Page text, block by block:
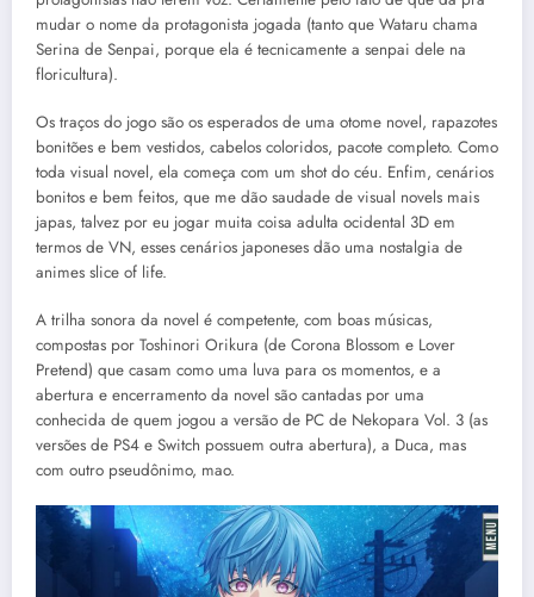
mudar o nome da protagonista jogada (tanto que Wataru chama
Serina de Senpai, porque ela é tecnicamente a senpai dele na
floricultura).
Os traços do jogo são os esperados de uma otome novel, rapazotes
bonitões e bem vestidos, cabelos coloridos, pacote completo. Como
toda visual novel, ela começa com um shot do céu. Enfim, cenários
bonitos e bem feitos, que me dão saudade de visual novels mais
japas, talvez por eu jogar muita coisa adulta ocidental 3D em
termos de VN, esses cenários japoneses dão uma nostalgia de
animes slice of life.
A trilha sonora da novel é competente, com boas músicas,
compostas por Toshinori Orikura (de Corona Blossom e Lover
Pretend) que casam como uma luva para os momentos, e a
abertura e encerramento da novel são cantadas por uma
conhecida de quem jogou a versão de PC de Nekopara Vol. 3 (as
versões de PS4 e Switch possuem outra abertura), a Duca, mas
com outro pseudônimo, mao.